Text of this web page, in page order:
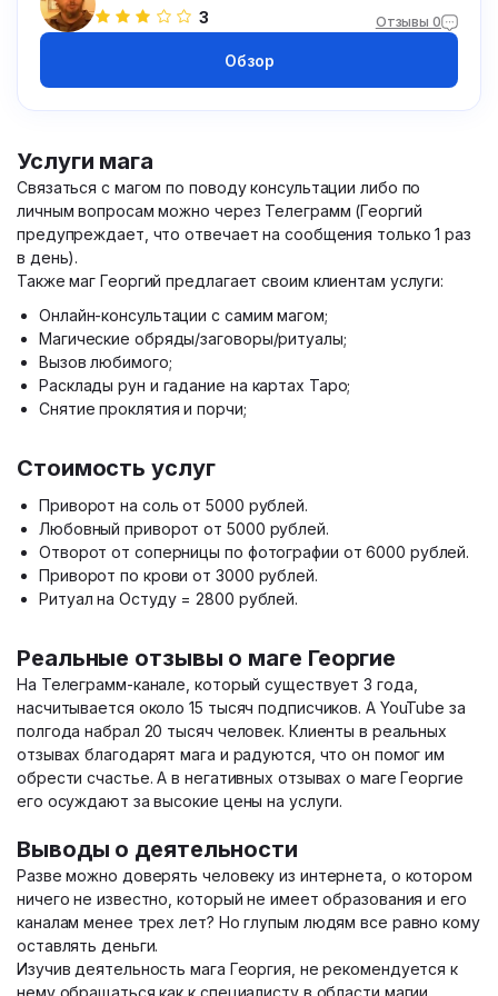
3 Отзывы 0
Обзор
Услуги мага
Связаться с магом по поводу консультации либо по
личным вопросам можно через Телеграмм (Георгий
предупреждает, что отвечает на сообщения только 1 раз
в день).
Также маг Георгий предлагает своим клиентам услуги:
Онлайн-консультации с самим магом;
Магические обряды/заговоры/ритуалы;
Вызов любимого;
Расклады рун и гадание на картах Таро;
Снятие проклятия и порчи;
Стоимость услуг
Приворот на соль от 5000 рублей.
Любовный приворот от 5000 рублей.
Отворот от соперницы по фотографии от 6000 рублей.
Приворот по крови от 3000 рублей.
Ритуал на Остуду = 2800 рублей.
Реальные отзывы о маге Георгие
На Телеграмм-канале, который существует 3 года,
насчитывается около 15 тысяч подписчиков. А YouTube за
полгода набрал 20 тысяч человек. Клиенты в реальных
отзывах благодарят мага и радуются, что он помог им
обрести счастье. А в негативных отзывах о маге Георгие
его осуждают за высокие цены на услуги.
Выводы о деятельности
Разве можно доверять человеку из интернета, о котором
ничего не известно, который не имеет образования и его
каналам менее трех лет? Но глупым людям все равно кому
оставлять деньги.
Изучив деятельность мага Георгия, не рекомендуется к
нему обращаться как к специалисту в области магии.